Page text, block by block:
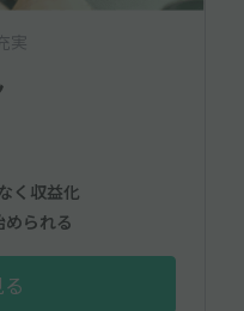
実
く収益化
られる